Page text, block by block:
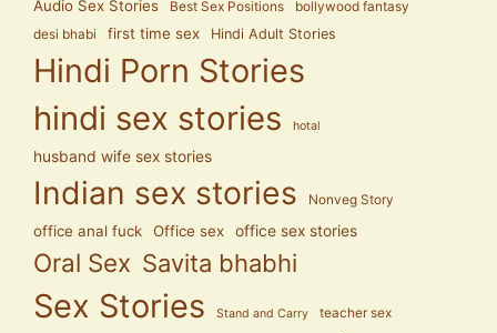
Audio Sex Stories Best Sex Positions
bollywood fantasy
desi bhabi
first time sex Hindi Adult Stories
Hindi Porn Stories
hindi sex stories
hotal
husband wife sex stories
Indian sex stories Nonveg Story
office anal fuck Office sex office sex stories
Oral Sex Savita bhabhi
Sex Stories Stand and Carry teacher sex